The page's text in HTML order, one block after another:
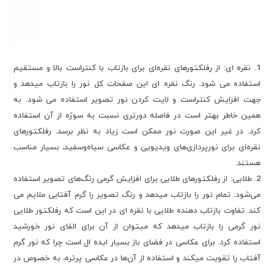
1. نقره ای: از رفلکتورهای نقره‌ای برای بازتاب با کنتراست بالا و مستقیم
استفاده می شود. رنگ نقره ای این صفحات کل نور را بازتاب میدهد و
جهت افزایش کنتراست و لایت کردن نور تصویر استفاده می شود. به
همین خاطر بهتر است در فاصله دورتری نسبت به سوژه از آن استفاده
کرد. در غیر این صورت نور ممکن است زیاد به نظر برسد. رفلکتورهای
نقره‌ای برای نورپردازی‌های ویدیویی و عکاسی سیاه‌و‌سفید، بسیار مناسب
هستند.
2. طلایی: از رفلکتورهای طلایی برای افزایش گرمی رنگ‌های تصویر استفاده
می‌شود. تمام نور را بازتاب میدهد و رنگ تصویر را گرم آفتابی ملایم می
کند. تفاوت بازتاب دهنده طلایی با نقره ای در این است که رفلکتور طلایی
نور گرمی را بازتاب میدهد که میتوان از آن برای القای نور خورشید
استفاده کرد. برای عکاسی در فضای باز بسیار ایده ال است چرا که نور گرم
آفتاب را تقویت میکند و استفاده از آن‌ها در عکاسی پرتره، به خصوص در